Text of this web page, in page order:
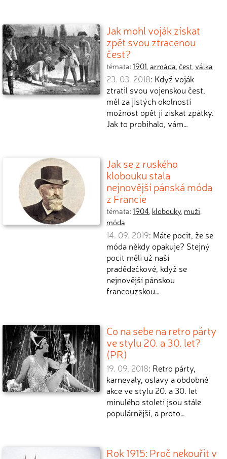
Jak mohl voják získat
zpět svou ztracenou
čest?
témata:1901,armáda,čest,válka
23. 03. 2018: Když voják
ztratil svou vojenskou čest,
měl za jistých okolností
možnost opět jí získat zpátky.
Jak to probíhalo, vám…
Jak se z ruského
klobouku stala
nejnovější pánská móda
z Francie
témata:1904, klobouky, muži,
móda
14. 09. 2019: Máte pocit, že se
móda někdy opakuje? Stejný
pocit měli už naši
pradědečkové, když se
nejnovější pánskou
francouzskou…
Co na sebe na retro párty
ve stylu 20. a 30. let?
(PR)
19. 09. 2018: Retro párty,
karnevaly, oslavy a obdobné
akce ve stylu 20. a 30. let
minulého století jsou stále
populárnější, a proto…
Rok 1915: Proč nekouřit v